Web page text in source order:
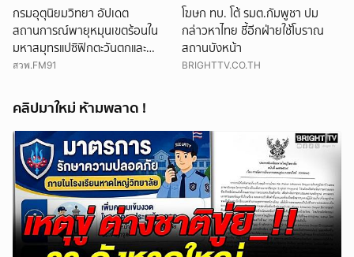
กรมอุตุนิยมวิทยา อัปเดต
สถานการณ์พายุหมุนเขตร้อนใน
มหาสมุทรแปซิฟิกตะวันตกและ
ทะเลจีนใต้
สวพ.FM91
โฆษก ทบ. โต้ รมต.กัมพูชา ปม
กล่าวหาไทย ชี้อีกฝ่ายใช้โบราณ
สถานบังหน้า
BRIGHTTV.CO.TH
คลิปมาใหม่ ห้ามพลาด !